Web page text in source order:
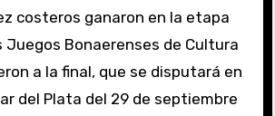
Juegos Bonaerenses de Cultura
a la final, que se disputará en
del Plata del 29 de septiembre